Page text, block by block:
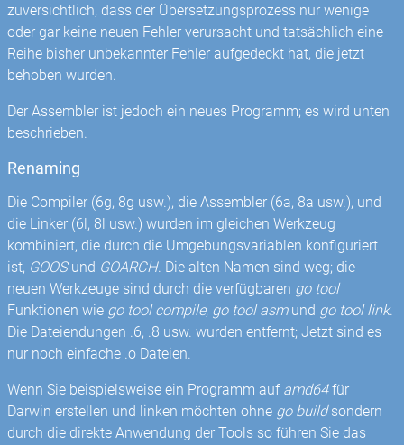
zuversichtlich, dass der Übersetzungsprozess nur wenige
oder gar keine neuen Fehler verursacht und tatsächlich eine
Reihe bisher unbekannter Fehler aufgedeckt hat, die jetzt
behoben wurden.
Der Assembler ist jedoch ein neues Programm; es wird unten
beschrieben.
Renaming
Die Compiler (6g, 8g usw.), die Assembler (6a, 8a usw.), und
die Linker (6l, 8l usw.) wurden im gleichen Werkzeug
kombiniert, die durch die Umgebungsvariablen konfiguriert
ist, GOOSund GOARCH. Die alten Namen sind weg; die
neuen Werkzeuge sind durch die verfügbaren go tool
Funktionen wie go tool compile, go tool asmund go tool link.
Die Dateiendungen .6, .8 usw. wurden entfernt; Jetzt sind es
nur noch einfache .o Dateien.
Wenn Sie beispielsweise ein Programm auf amd64für
Darwin erstellen und linken möchten ohne go buildsondern
durch die direkte Anwendung der Tools so führen Sie das